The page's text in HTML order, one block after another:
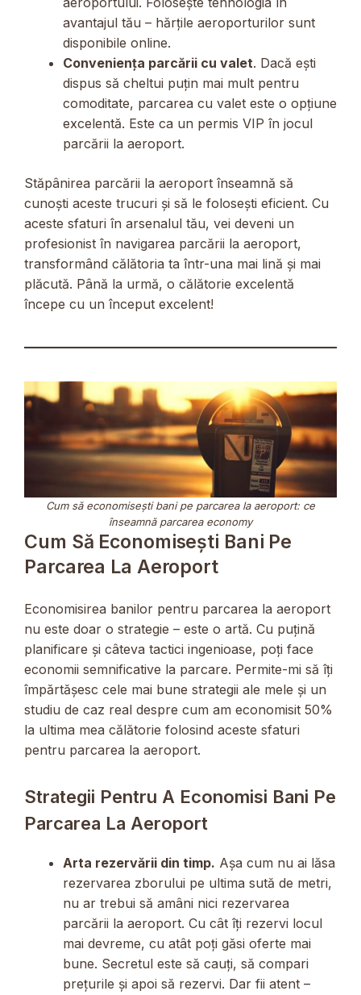
avantajul tău – hărțile aeroporturilor sunt
disponibile online.
Conveniența parcării cu valet. Dacă ești
dispus să cheltui puțin mai mult pentru
comoditate, parcarea cu valet este o opțiune
excelentă. Este ca un permis VIP în jocul
parcării la aeroport.
Stăpânirea parcării la aeroport înseamnă să
cunoști aceste trucuri și să le folosești eficient. Cu
aceste sfaturi în arsenalul tău, vei deveni un
profesionist în navigarea parcării la aeroport,
transformând călătoria ta într-una mai lină și mai
plăcută. Până la urmă, o călătorie excelentă
începe cu un început excelent!
Cum să economisești bani pe parcarea la aeroport: ce
înseamnă parcarea economy
Cum Să Economisești Bani Pe
Parcarea La Aeroport
Economisirea banilor pentru parcarea la aeroport
nu este doar o strategie – este o artă. Cu puțină
planificare și câteva tactici ingenioase, poți face
economii semnificative la parcare. Permite-mi să îți
împărtășesc cele mai bune strategii ale mele și un
studiu de caz real despre cum am economisit 50%
la ultima mea călătorie folosind aceste sfaturi
pentru parcarea la aeroport.
Strategii Pentru A Economisi Bani Pe
Parcarea La Aeroport
Arta rezervării din timp. Așa cum nu ai lăsa
rezervarea zborului pe ultima sută de metri,
nu ar trebui să amâni nici rezervarea
parcării la aeroport. Cu cât îți rezervi locul
mai devreme, cu atât poți găsi oferte mai
bune. Secretul este să cauți, să compari
prețurile și apoi să rezervi. Dar fii atent –